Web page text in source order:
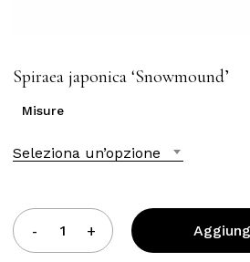
Spiraea japonica ‘Snowmound’
Misure
Seleziona un’opzione